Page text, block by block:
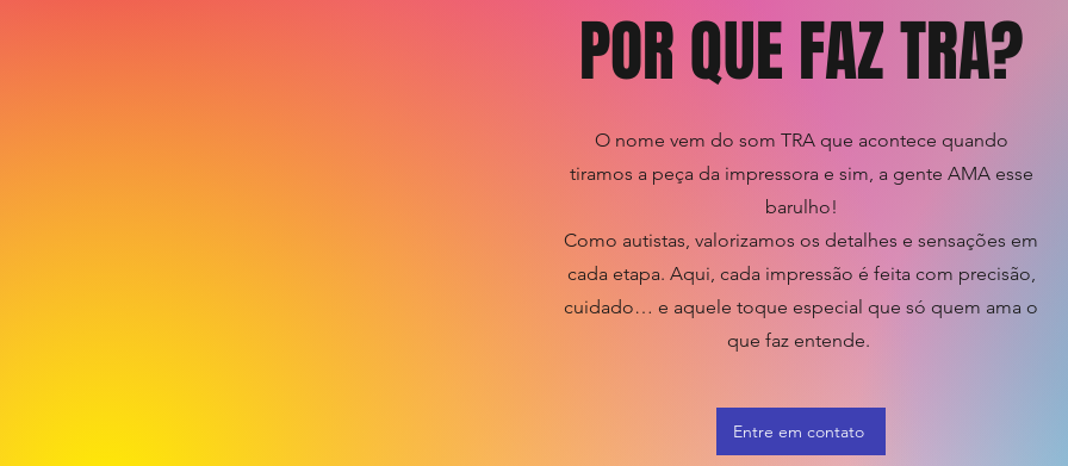
POR QUE FAZ TRA?
O nome vem do som TRA que acontece quando
tiramos a peça da impressora e sim, a gente AMA esse
barulho!
Como autistas, valorizamos os detalhes e sensações em
cada etapa. Aqui, cada impressão é feita com precisão,
cuidado… e aquele toque especial que só quem ama o
que faz entende.
Entre em contato